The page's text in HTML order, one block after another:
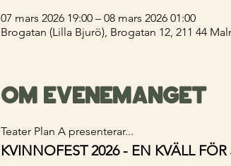
07 mars 2026 19:00 – 08 mars 2026 01:00
Brogatan (Lilla Bjurö), Brogatan 12, 211 44
Om evenemanget
Teater Plan A presenterar...
KVINNOFEST 2026 - EN KVÄLL